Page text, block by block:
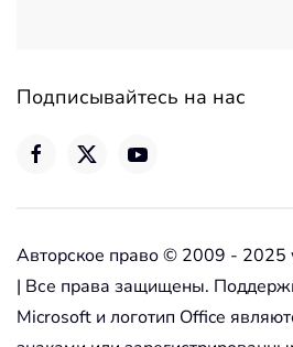
Подписывайтесь на нас
Авторское право © 2009 - 2025
| Все права защищены.
Microsoft и логотип Office